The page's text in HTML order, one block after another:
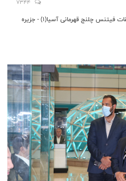
گزارش تصویری از اولین دوره مسابقات فیتنس چلنج قهرمانی آسیا(1) - جزیره